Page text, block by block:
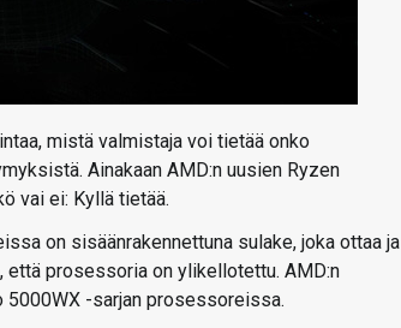
mistä valmistaja voi tietää onko
Ainakaan AMD:n uusien Ryzen
vai ei: Kyllä tietää.
on sisäänrakennettuna sulake, joka ottaa ja
että prosessoria on ylikellotettu. AMD:n
5000WX -sarjan prosessoreissa.